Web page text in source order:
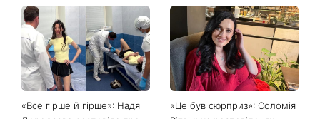
Головний стильний тренд
соцмереж: чому
мініспідниця з паєтками
підкорила Instagram
Не відкладайте до вересня:
що обов'язково потрібно
зробити на ділянці у серпні
2026